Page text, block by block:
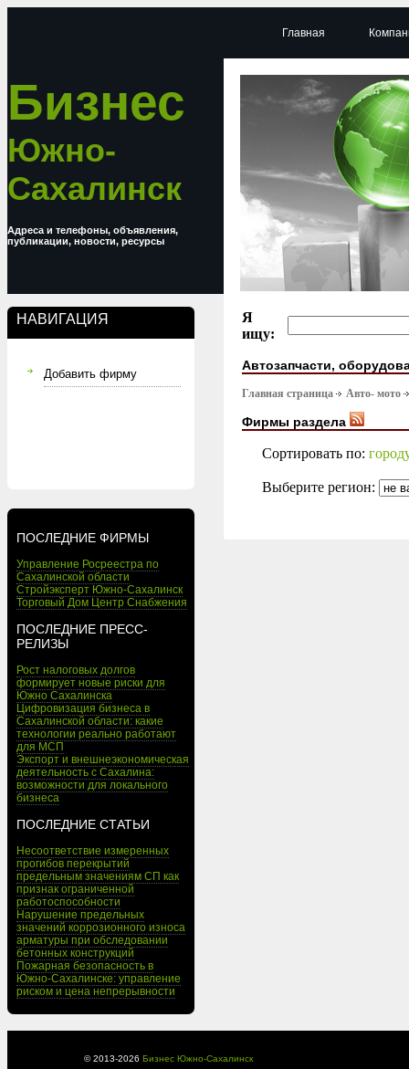
Бизнес
Южно-
Сахалинск
Адреса и телефоны, объявления,
публикации, новости, ресурсы
НАВИГАЦИЯ
Добавить фирму
ПОСЛЕДНИЕ ФИРМЫ
Управление Росреестра по
Сахалинской области
Стройэксперт Южно-Сахалинск
Торговый Дом Центр Снабжения
ПОСЛЕДНИЕ ПРЕСС-
РЕЛИЗЫ
Рост налоговых долгов
формирует новые риски для
Южно Сахалинска
Цифровизация бизнеса в
Сахалинской области: какие
технологии реально работают
для МСП
Экспорт и внешнеэкономическая
деятельность с Сахалина:
возможности для локального
бизнеса
ПОСЛЕДНИЕ СТАТЬИ
Несоответствие измеренных
прогибов перекрытий
предельным значениям СП как
признак ограниченной
работоспособности
Нарушение предельных
значений коррозионного износа
арматуры при обследовании
бетонных конструкций
Пожарная безопасность в
Южно-Сахалинске: управление
риском и цена непрерывности
Главная
Я
ищу:
Автозапчасти,
Главная страница Авто- мото
Фирмы раздела
Сортировать по:
Выберите регион:
© 2013-2026 Бизнес Южно-Сахалинск